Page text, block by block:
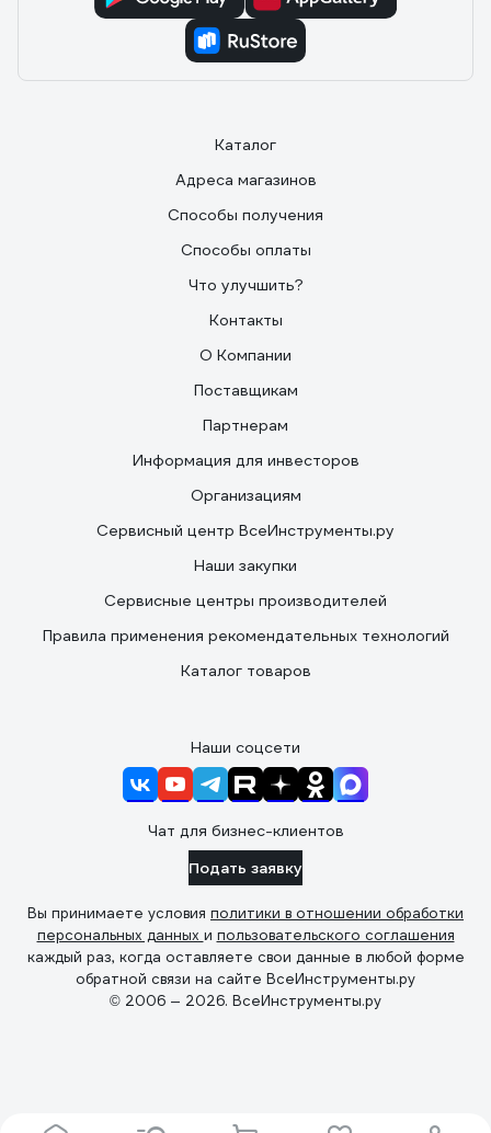
Каталог
Адреса магазинов
Способы получения
Способы оплаты
Что улучшить?
Контакты
О Компании
Поставщикам
Партнерам
Информация для инвесторов
Организациям
Сервисный центр ВсеИнструменты.ру
Наши закупки
Сервисные центры производителей
Правила применения рекомендательных технологий
Каталог товаров
Наши соцсети
Чат для бизнес-клиентов
Подать заявку
Вы принимаете условия политики в отношении обработки
персональных данных и пользовательского соглашения
каждый раз, когда оставляете свои данные в любой форме
обратной связи на сайте ВсеИнструменты.ру
© 2006 — 2026. ВсеИнструменты.ру